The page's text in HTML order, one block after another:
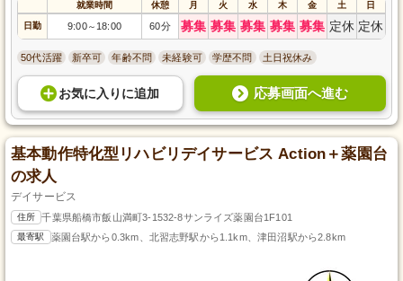
就業時間 休憩 月 火 水 木 金 土 日
日勤 9:00～ 18:00 60分 募集 募集 募集 募集 募集 定休 定休
50代活躍 新卒可 年齢不問 未経験可 学歴不問 土日祝休み
お気に入り に追加 応募画面へ進む
基本動作特化型リハビリデイサービス Action＋薬園台
の求人
デイサービス
住所 千葉県船橋市飯山満町3-1532-8サンライズ薬園台1F101
最寄駅 薬園台駅から0.3km、北習志野駅から1.1km、津田沼駅から2.8km